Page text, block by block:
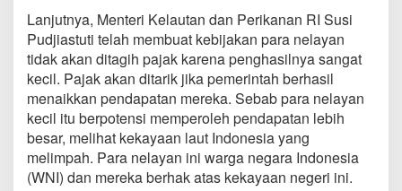
d
a
M
a
l
u
t
T
a
k
B
Lanjutnya, Menteri Kelautan dan Perikanan RI Susi
Pudjiastuti telah membuat kebijakan para nelayan
tidak akan ditagih pajak karena penghasilnya sangat
kecil. Pajak akan ditarik jika pemerintah berhasil
menaikkan pendapatan mereka. Sebab para nelayan
kecil itu berpotensi memperoleh pendapatan lebih
besar, melihat kekayaan laut Indonesia yang
melimpah. Para nelayan ini warga negara Indonesia
(WNI) dan mereka berhak atas kekayaan negeri ini.